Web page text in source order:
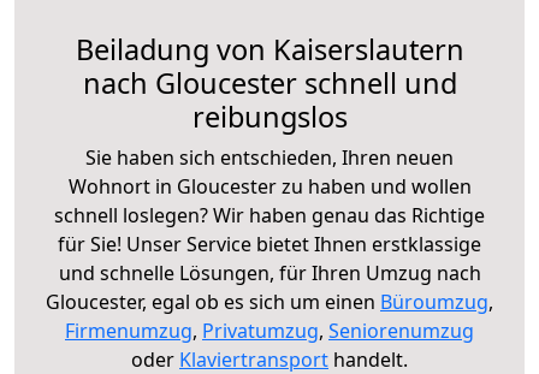
Beiladung von Kaiserslautern
nach Gloucester schnell und
reibungslos
Sie haben sich entschieden, Ihren neuen
Wohnort in Gloucester zu haben und wollen
schnell loslegen? Wir haben genau das Richtige
für Sie! Unser Service bietet Ihnen erstklassige
und schnelle Lösungen, für Ihren Umzug nach
Gloucester, egal ob es sich um einen Büroumzug,
Firmenumzug, Privatumzug, Seniorenumzug
oder Klaviertransport handelt.